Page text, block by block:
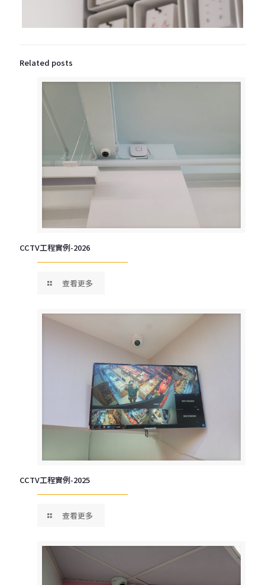
Related posts
CCTV工程實例-2026
查看更多
CCTV工程實例-2025
查看更多